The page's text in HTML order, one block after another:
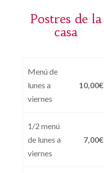
Postres de la
casa
Menú de
lunes a
viernes
10,00€
1/2 menú
de lunes a
viernes
7,00€